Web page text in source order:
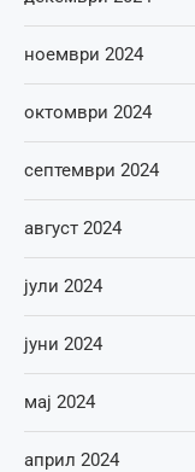
ноември 2024
октомври 2024
септември 2024
август 2024
јули 2024
јуни 2024
мај 2024
април 2024